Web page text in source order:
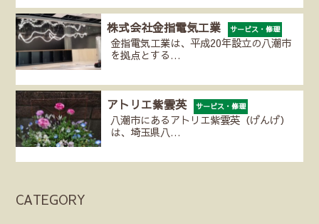
株式会社金指電気工業 サービス・修理
金指電気工業は、平成20年設立の八潮市
を拠点とする…
アトリエ紫雲英 サービス・修理
八潮市にあるアトリエ紫雲英（げんげ）
は、埼玉県八…
CATEGORY